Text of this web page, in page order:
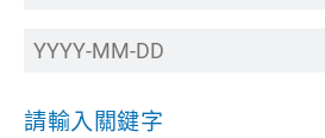
請輸入關鍵字